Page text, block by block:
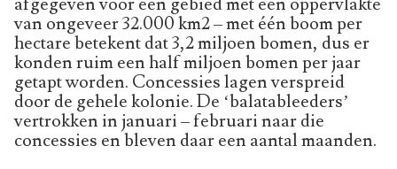
van ongeveer 32.000 km2 – met één boom per
hectare betekent dat 3,2 miljoen bomen, dus er
konden ruim een half miljoen bomen per jaar
getapt worden. Concessies lagen verspreid
door de gehele kolonie. De ‘balatableeders’
vertrokken in januari – februari naar die
concessies en bleven daar een aantal maanden.